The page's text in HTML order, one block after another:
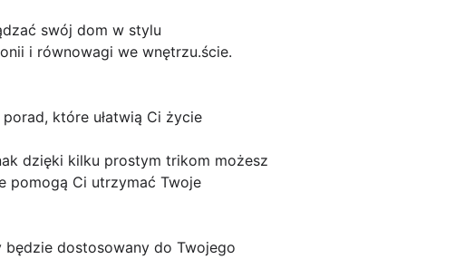
swój dom w stylu
i równowagi we wnętrzu.ście.
które ułatwią Ci życie
dzięki kilku prostym trikom możesz
pomogą Ci utrzymać Twoje
będzie dostosowany do Twojego